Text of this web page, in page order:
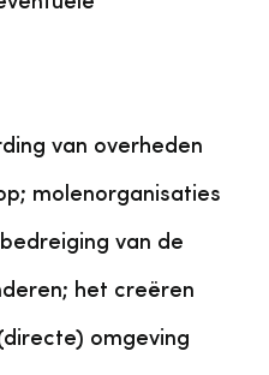
van overheden
molenorganisaties
van de
het creëren
omgeving